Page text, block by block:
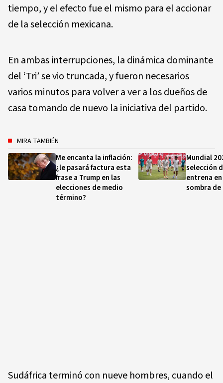
tiempo, y el efecto fue el mismo para el accionar
de la selección mexicana.
En ambas interrupciones, la dinámica dominante
del ‘Tri’ se vio truncada, y fueron necesarios
varios minutos para volver a ver a los dueños de
casa tomando de nuevo la iniciativa del partido.
MIRA TAMBIÉN
Me encanta la inflación:
¿le pasará factura esta
frase a Trump en las
elecciones de medio
término?
Mundial
selección
entrena
sombra
Sudáfrica terminó con nueve hombres, cuando el